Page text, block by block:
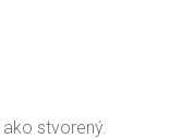
stvorený.